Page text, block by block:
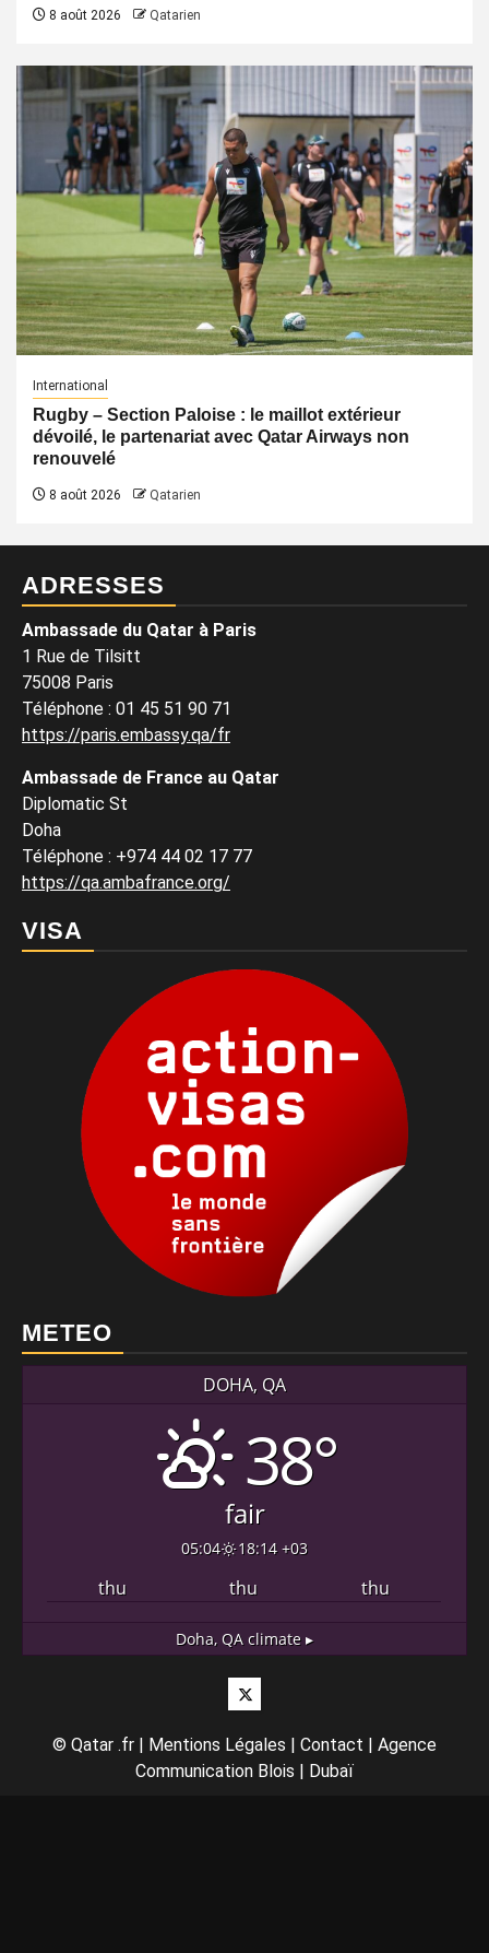
8 août 2026 Qatarien
International
Rugby – Section Paloise : le maillot extérieur
dévoilé, le partenariat avec Qatar Airways non
renouvelé
8 août 2026 Qatarien
ADRESSES
Ambassade du Qatar à Paris
1 Rue de Tilsitt
75008 Paris
Téléphone : 01 45 51 90 71
https://paris.embassy.qa/fr
Ambassade de France au Qatar
Diplomatic St
Doha
Téléphone : +974 44 02 17 77
https://qa.ambafrance.org/
VISA
METEO
DOHA, QA
38°
fair
05:04 18:14 +03
thu thu thu
Doha, QA climate ▸
Twitter
© Qatar .fr | Mentions Légales | Contact | Agence
Communication Blois | Dubaï